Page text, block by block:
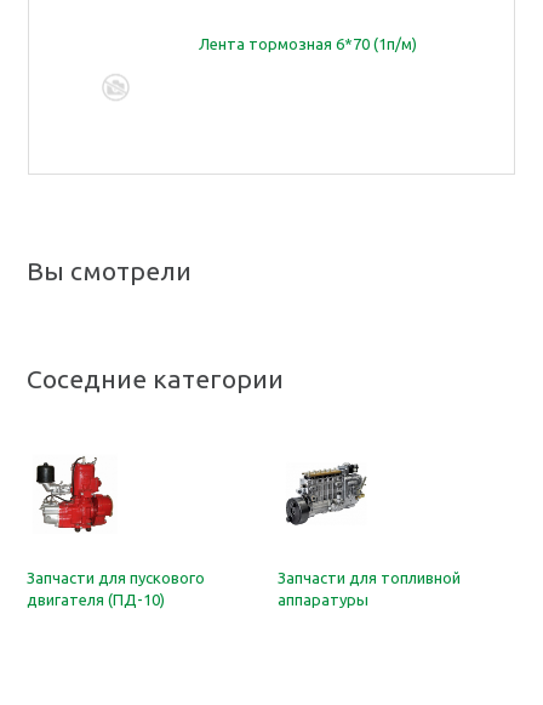
Диск ведущий средний
Вы смотрели
Соседние категории
Запчасти для пускового
двигателя (ПД-10)
Запчасти для топливной
аппаратуры